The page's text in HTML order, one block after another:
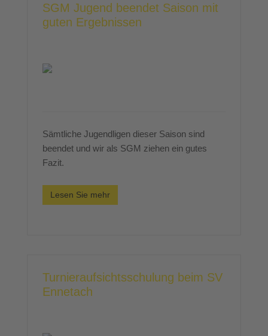
SGM Jugend beendet Saison mit
guten Ergebnissen
Sämtliche Jugendligen dieser Saison sind
beendet und wir als SGM ziehen ein gutes
Fazit.
Lesen Sie mehr
Turnieraufsichtsschulung beim SV
Ennetach